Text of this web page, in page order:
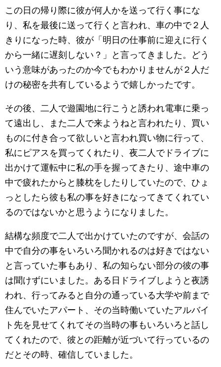
この日の帰り際に彼が何人かを送って行く事にな
り、私を最後に送って行くと言われ、車の中で２人
きりになった時、彼が「明日の仕事前に迎えに行く
から一緒に遅刻しない？」と言ってきました。どう
いう意味があったのか今でもわかりませんが２人だ
けの秘密を共有しているようで嬉しかったです。
その後、二人で遊園地に行こうと誘われ電車に乗っ
て遠出し、また二人で来ようねと言われたり、買い
ものに付き合って欲しいと言われ買い物に行って、
私にピアスを買ってくれたり、夜二人でドライブに
出かけて運転中に私の手を握ってきたり、途中車の
中で疲れたからと膝枕をしたりしていたので、ひょ
っとしたら彼も私の事を好きになってきてくれてい
るのではないかと思うようになりました。
結構な頻度で二人で出かけていたのですが、会話の
中で自分の事をいろいろ聞かれるのは好きではない
と言っていた事もあり、私の知らない部分の彼の事
は聞けずにいました。ある日ドライブしようと夜誘
われ、行ってみると自分の通っている大学や前まで
住んでいたアパート、その当時働いていたアルバイ
ト先を見せてくれてその当時の事もいろいろと話し
てくれたので、彼との距離が近づいて行っているの
だとその時、確信していました。